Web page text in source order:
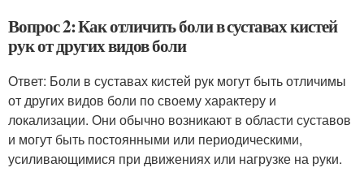
Вопрос 2: Как отличить боли в суставах кистей
рук от других видов боли
Ответ: Боли в суставах кистей рук могут быть отличимы
от других видов боли по своему характеру и
локализации. Они обычно возникают в области суставов
и могут быть постоянными или периодическими,
усиливающимися при движениях или нагрузке на руки.